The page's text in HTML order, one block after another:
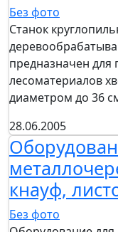
Без фото
Станок
предназначен для
лесоматериалов
диаметром до 36
28.06.2005
кнауф,
Без фото